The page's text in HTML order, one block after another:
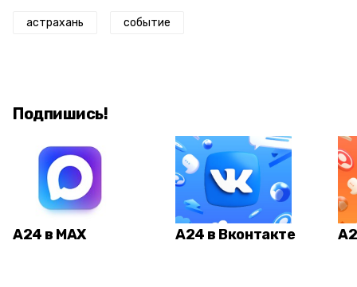
астрахань событие
Подпишись!
А24 в MAX А24 в Вконтакте